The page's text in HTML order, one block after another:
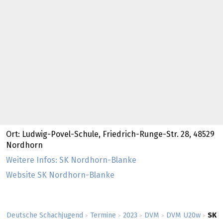
Deutsche Schachjugend > Termine > 2023 > DVM > DVM U20w > SK
Ort: Ludwig-Povel-Schule, Friedrich-Runge-Str. 28, 48529
Nordhorn
Weitere Infos: SK Nordhorn-Blanke
Website SK Nordhorn-Blanke